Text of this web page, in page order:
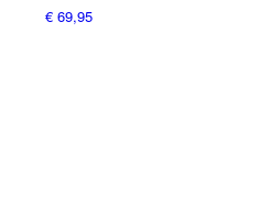
€69,95